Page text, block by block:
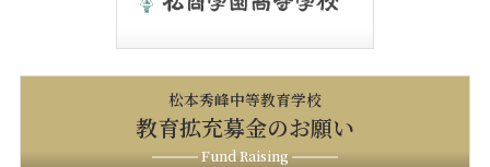
松本秀峰中等教育学校
教育拡充募金のお願い
Fund Raising